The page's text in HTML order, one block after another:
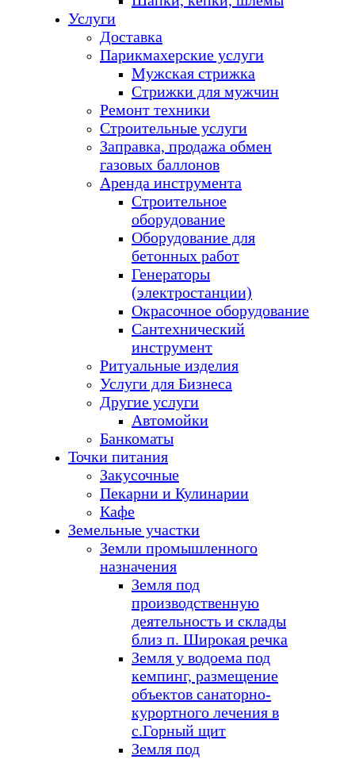
Услуги
Доставка
Парикмахерские услуги
Мужская стрижка
Стрижки для мужчин
Ремонт техники
Строительные услуги
Заправка, продажа обмен
газовых баллонов
Аренда инструмента
Строительное
оборудование
Оборудование для
бетонных работ
Генераторы
(электростанции)
Окрасочное оборудование
Сантехнический
инструмент
Ритуальные изделия
Услуги для Бизнеса
Другие услуги
Автомойки
Банкоматы
Точки питания
Закусочные
Пекарни и Кулинарии
Кафе
Земельные участки
Земли промышленного
назначения
Земля под
производственную
деятельность и склады
близ п. Широкая речка
Земля у водоема под
кемпинг, размещение
объектов санаторно-
курортного лечения в
с.Горный щит
Земля под